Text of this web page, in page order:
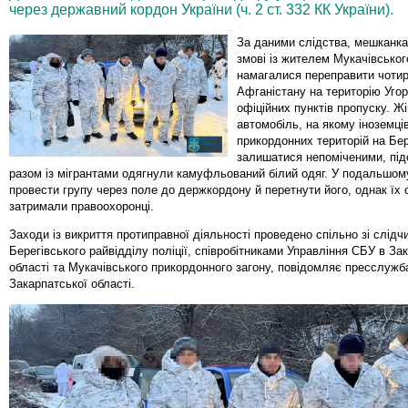
через державний кордон України (ч. 2 ст. 332 КК України).
За даними слідства,
змові із жителем
намагалися переправити
Афганістану на територію
офіційних пунктів пропуску.
автомобіль, на якому
прикордонних територій на
залишатися непоміченими,
разом із мігрантами одягнули камуфльований білий одяг. У
провести групу через поле до держкордону й перетнути його, однак їх
затримали правоохоронці.
Заходи із викриття протиправної діяльності проведено спільно зі
Берегівського райвідділу поліції, співробітниками Управління СБУ в
області та Мукачівського прикордонного загону, повідомляє
Закарпатської області.